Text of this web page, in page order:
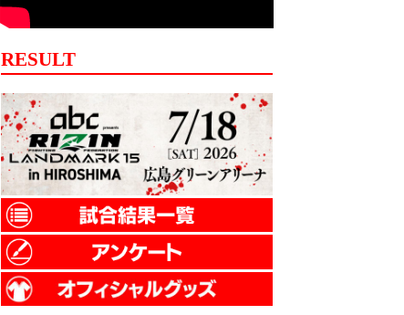
RESULT